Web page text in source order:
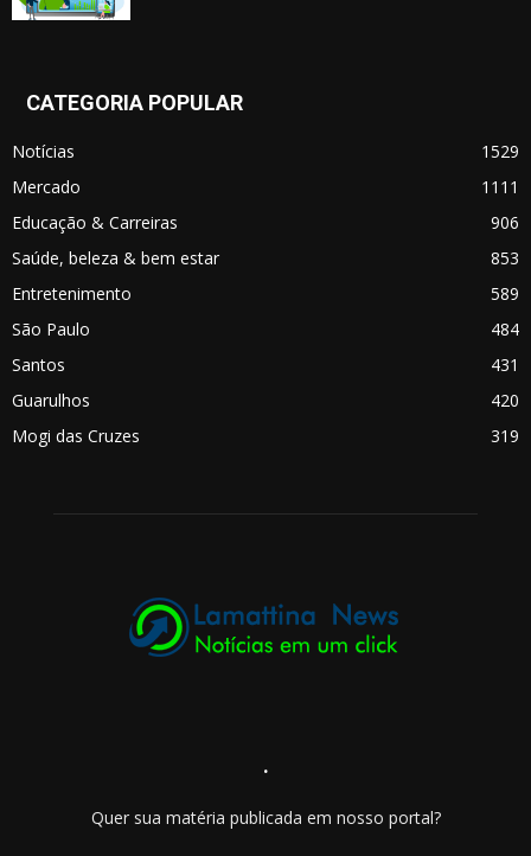
CATEGORIA POPULAR
Notícias
1529
Mercado
1111
Educação & Carreiras
906
Saúde, beleza & bem estar
853
Entretenimento
589
São Paulo
484
Santos
431
Guarulhos
420
Mogi das Cruzes
319
.
Quer sua matéria publicada em nosso portal?